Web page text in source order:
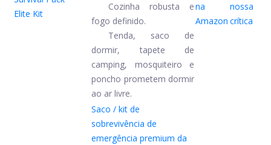
Cozinha robusta e
fogo definido.
Tenda, saco de
dormir, tapete de
camping, mosquiteiro e
poncho prometem dormir
ao ar livre.
na
Amazon
nossa
crítica
Saco / kit de
sobrevivência de
emergência premium da